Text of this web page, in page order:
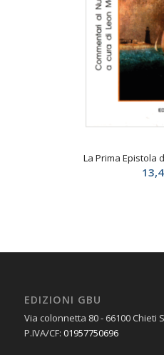
La Prima Epistola
EDIZIONI GBU
Via colonnetta 80 - 66100 Chieti
P.IVA/CF: 01957750696